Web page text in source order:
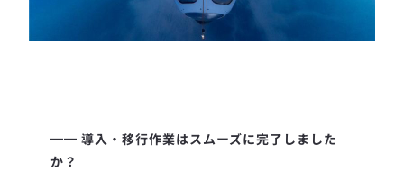
━━ 導入・移行作業はスムーズに完了しました
か？